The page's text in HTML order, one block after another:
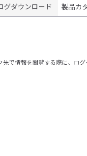
グダウンロード 製品カ
で情報を閲覧する際に、ログ